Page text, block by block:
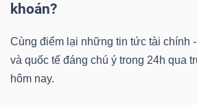
khoán?
Cùng điểm lại những tin tức tài chính
và quốc tế đáng chú ý trong 24h qua
hôm nay.